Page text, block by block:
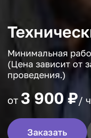
Минимальная
(Цена зависит от
проведения.)
от 3 900 ₽ /
Заказать